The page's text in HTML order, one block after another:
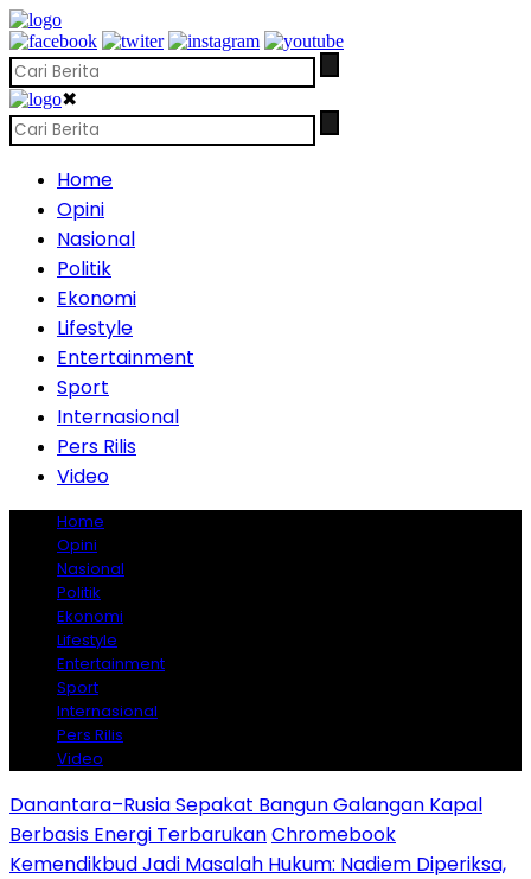
✖
Home
Opini
Nasional
Politik
Ekonomi
Lifestyle
Entertainment
Sport
Internasional
Pers Rilis
Video
Home
Opini
Nasional
Politik
Ekonomi
Lifestyle
Entertainment
Sport
Internasional
Pers Rilis
Video
Danantara–Rusia Sepakat Bangun Galangan Kapal
Berbasis Energi TerbarukanChromebook
Kemendikbud Jadi Masalah Hukum: Nadiem Diperiksa,